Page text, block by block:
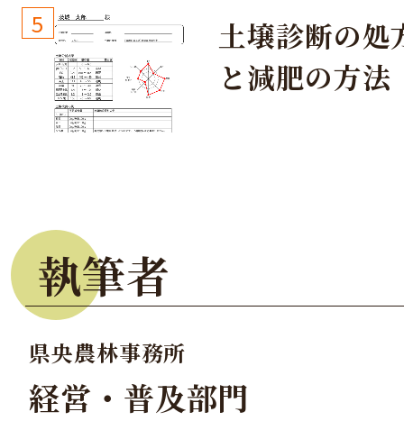
しょう！
5
土壌診断の処
と減肥の方法
執筆者
県央農林事務所
経営・普及部門